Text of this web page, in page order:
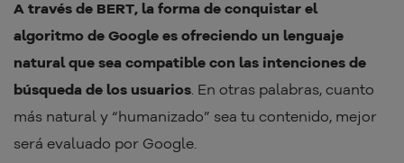
A través de BERT, la forma de conquistar el
algoritmo de Google es ofreciendo un lenguaje
natural que sea compatible con las intenciones de
búsqueda de los usuarios. En otras palabras, cuanto
más natural y “humanizado” sea tu contenido, mejor
será evaluado por Google.